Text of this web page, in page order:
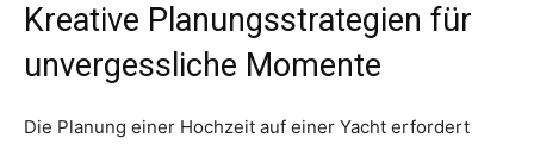
Kreative Planungsstrategien für
unvergessliche Momente
Die Planung einer Hochzeit auf einer Yacht erfordert